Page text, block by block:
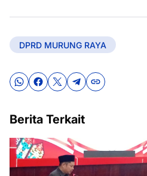
DPRD MURUNG RAYA
Berita Terkait